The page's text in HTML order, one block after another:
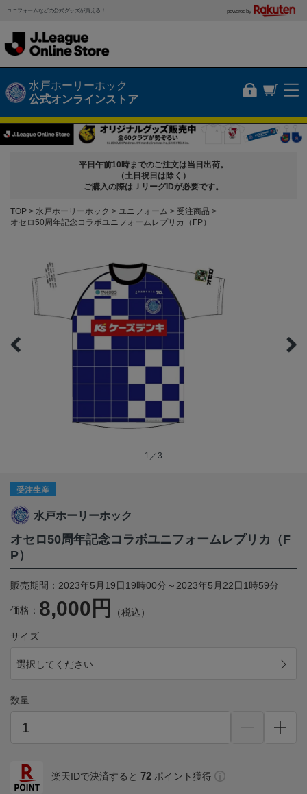
ユニフォームなどの公式グッズが買える！ powered by
水戸ホーリーホック
公式オンラインストア
平日午前10時までのご注文は当日出荷。
（土日祝日は除く）
ご購入の際はＪリーグIDが必要です。
TOP 水戸ホーリーホック ユニフォーム
受注商品
オセロ50周年記念コラボユニフォームレプリカ（FP）
1／3
受注生産
水戸ホーリーホック
オセロ50周年記念コラボユニフォームレプリカ（F
P）
販売期間：2023年5月19日19時00分～2023年5月22日1時59分
価格： 8,000円 （税込）
サイズ
選択してください
数量
楽天IDで決済すると 72 ポイント獲得